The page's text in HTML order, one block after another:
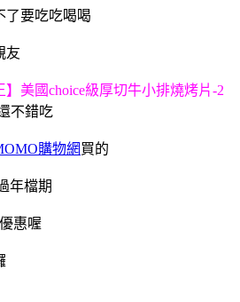
了要吃吃喝喝
友
】美國choice級厚切牛小排燒烤片-2
不錯吃
購物網買的
年檔期
惠喔